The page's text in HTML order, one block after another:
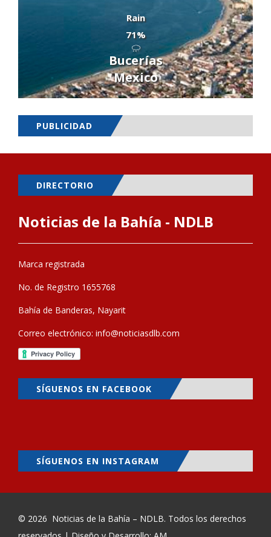
Rain
71%
Bucerías
Mexico
PUBLICIDAD
DIRECTORIO
Noticias de la Bahía - NDLB
Marca registrada
No. de Registro 1655768
Bahía de Banderas, Nayarit
Correo electrónico: info@noticiasdlb.com
SÍGUENOS EN FACEBOOK
SÍGUENOS EN INSTAGRAM
© 2026 Noticias de la Bahía – NDLB. Todos los derechos